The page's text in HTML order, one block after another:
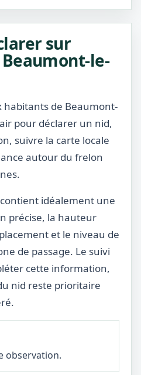
sur
le-
habitants de Beaumont-
pour déclarer un nid,
suivre la carte locale
autour du frelon
idéalement une
précise, la hauteur
et le niveau de
de passage. Le suivi
cette information,
nid reste prioritaire
observation.